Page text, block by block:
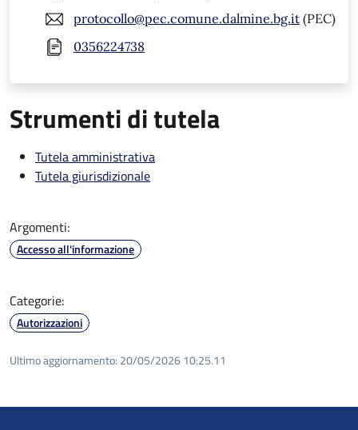
protocollo@pec.comune.dalmine.bg.it (PEC)
0356224738
Strumenti di tutela
Tutela amministrativa
Tutela giurisdizionale
Argomenti:
Accesso all'informazione
Categorie:
Autorizzazioni
Ultimo aggiornamento: 20/05/2026 10:25.11